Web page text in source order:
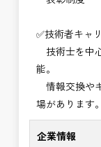
✅技術者キャ
技術士を中
能。
情報交換や
場があります。
企業情報